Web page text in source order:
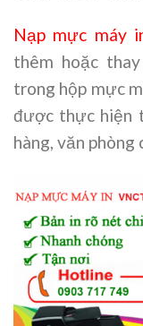
Nạp mực máy
thêm hoặc
trong hộp mực
được thực hiện
hàng, văn phòng